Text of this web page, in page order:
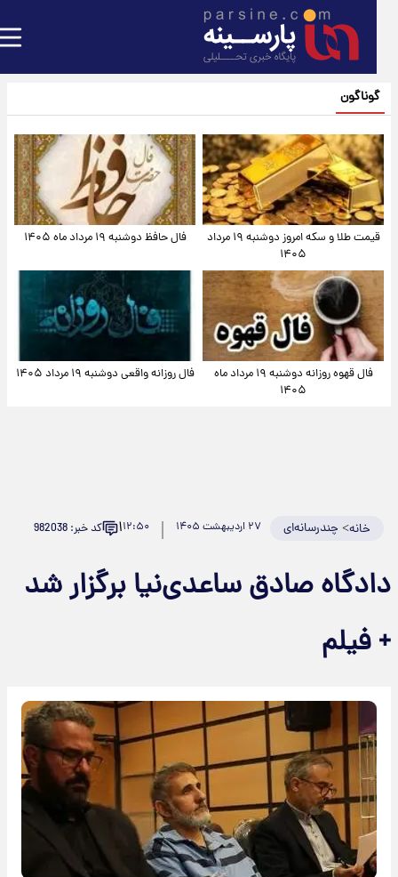
گوناگون
قیمت طلا و سکه امروز دوشنبه ۱۹ مرداد
۱۴۰۵
فال حافظ دوشنبه ۱۹ مرداد ماه ۱۴۰۵
فال قهوه روزانه دوشنبه ۱۹ مرداد ماه
۱۴۰۵
فال روزانه واقعی دوشنبه ۱۹ مرداد ۱۴۰۵
خانه>چندرسانه‌ای ۲۷ اردیبهشت ۱۴۰۵ ۱۲:۵۰۱ کد خبر: 982038
صادق ساعدی‌نیا برگزار شد
فیلم